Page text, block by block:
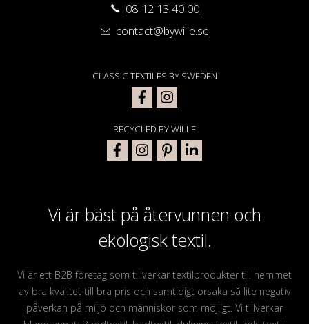
Vi är bäst på återvunnen och
ekologisk textil.
Vi är ett B2B företag som tillverkar textilprodukter till hemmet
av bra kvalitet till bra pris och samtidigt orsaka så lite negativ
påverkan på miljö och människor som möjligt. Vi tillverkar
08-12 13 40 00
contact@bywille.se
CLASSIC TEXTILES BY SWEDEN
RECYCLED BY WILLE